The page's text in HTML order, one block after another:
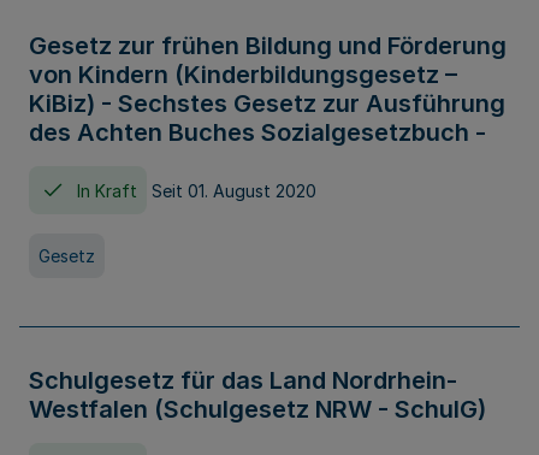
Gesetz zur frühen Bildung und Förderung
von Kindern (Kinderbildungsgesetz –
KiBiz) - Sechstes Gesetz zur Ausführung
des Achten Buches Sozialgesetzbuch -
In Kraft Seit 01. August 2020
Gesetz
Schulgesetz für das Land Nordrhein-
Westfalen (Schulgesetz NRW - SchulG)